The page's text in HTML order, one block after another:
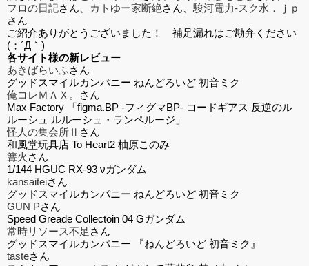
フロの日記さん、 カトゆー家断絶 さん、 駿河電力-スク水．ｊｐ
さん
ご紹介ありがとうございました！ 補足漏れはご勘弁ください
(；´Д｀)
各サイト様の新レビュー
あきばらいふさん
グッドスマイルカンパニー ねんどろいど 初音ミク
俺コレＭＡＸ。
さん
Max Factory 「figma.BP -フィグマBP- コードギアス 反逆のル
ルーシュ ルルーシュ・ランペルージ」
怪人の集会所Ⅱ さん
和風堂玩具店 To Heart2 柚原このみ
篝火 さん
1/144 HGUC RX-93 νガンダム
kansaiteiさん
グッドスマイルカンパニー ねんどろいど 初音ミク
GUN Pさん
Speed Greade Collectoin 04 Gガンダム
常時リソース不足 さん
グッドスマイルカンパニー 『ねんどろいど 初音ミク』
tasteさん